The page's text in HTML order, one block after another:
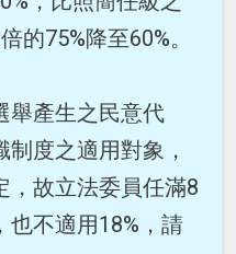
的75%降至60%。
舉產生之民意代
度之適用對象，
，故立法委員任滿8
也不適用18%，請